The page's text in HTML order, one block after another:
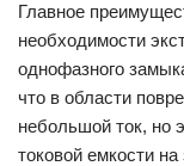
Главное
необходимости
однофазного
что в области
небольшой ток, но
токовой емкости